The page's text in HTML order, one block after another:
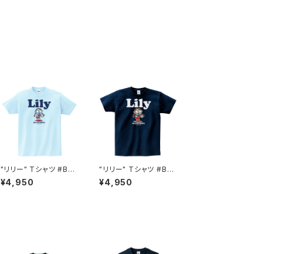
"リリー" Tシャツ #BS1
01046SAX
¥4,950
"リリー" Tシャツ #BS1
01046NVY
¥4,950